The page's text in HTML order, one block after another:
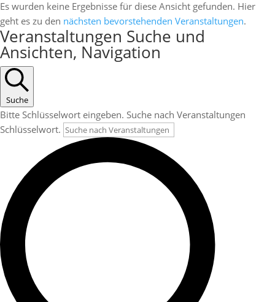
Es wurden keine Ergebnisse für diese Ansicht gefunden. Hier
geht es zu den nächsten bevorstehenden Veranstaltungen.
Veranstaltungen Suche und
Ansichten, Navigation
Suche
Bitte Schlüsselwort eingeben. Suche nach Veranstaltungen
Schlüsselwort.